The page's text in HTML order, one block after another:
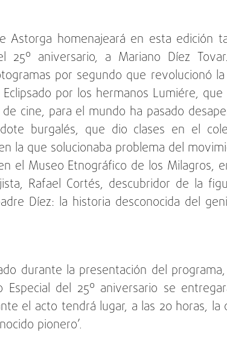
Astorga homenajeará en esta edición
25º aniversario, a Mariano Díez
por segundo que revolucionó
por los hermanos Lumiére,
cine, para el mundo ha pasado
burgalés, que dio clases en el
la que solucionaba problema del
el Museo Etnográfico de los Milagros,
Rafael Cortés, descubridor de la
Díez: la historia desconocida del
durante la presentación del
del 25º aniversario se
el acto tendrá lugar, a las 20 horas, la
pionero’.